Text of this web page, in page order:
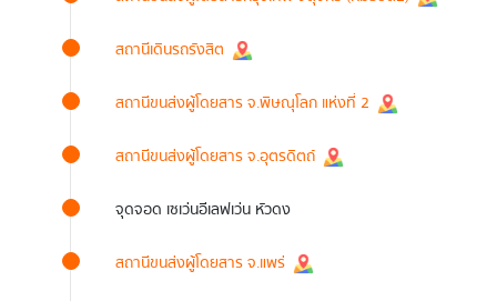
สถานีเดินรถรังสิต
สถานีขนส่งผู้โดยสาร จ.พิษณุโลก แห่งที่ 2
สถานีขนส่งผู้โดยสาร จ.อุตรดิตถ์
จุดจอด เซเว่นอีเลฟเว่น หัวดง
สถานีขนส่งผู้โดยสาร จ.แพร่